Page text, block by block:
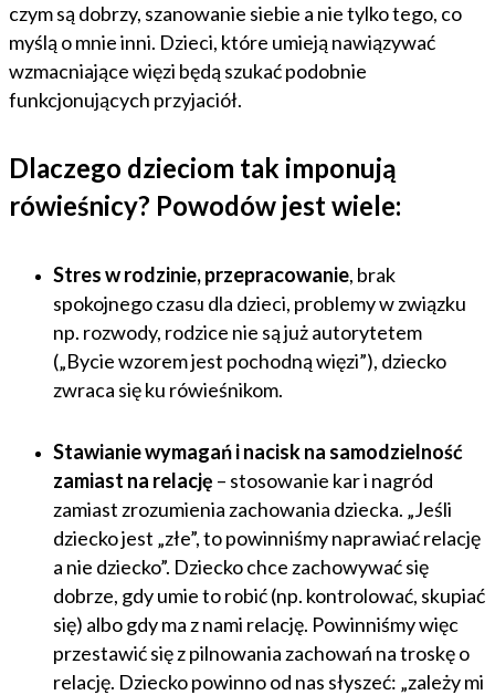
czym są dobrzy, szanowanie siebie a nie tylko tego, co
myślą o mnie inni. Dzieci, które umieją nawiązywać
wzmacniające więzi będą szukać podobnie
funkcjonujących przyjaciół.
Dlaczego dzieciom tak imponują
rówieśnicy? Powodów jest wiele:
Stres w rodzinie, przepracowanie, brak
spokojnego czasu dla dzieci, problemy w związku
np. rozwody, rodzice nie są już autorytetem
(„Bycie wzorem jest pochodną więzi”), dziecko
zwraca się ku rówieśnikom.
Stawianie wymagań i nacisk na samodzielność
zamiast na relację – stosowanie kar i nagród
zamiast zrozumienia zachowania dziecka. „Jeśli
dziecko jest „złe”, to powinniśmy naprawiać relację
a nie dziecko”. Dziecko chce zachowywać się
dobrze, gdy umie to robić (np. kontrolować, skupiać
się) albo gdy ma z nami relację. Powinniśmy więc
przestawić się z pilnowania zachowań na troskę o
relację. Dziecko powinno od nas słyszeć: „zależy mi